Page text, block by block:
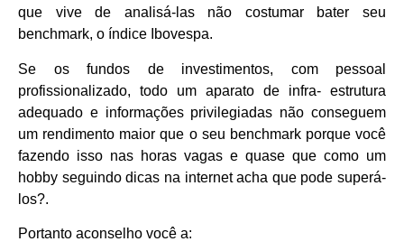
que vive de analisá-las não costumar bater seu
benchmark, o índice Ibovespa.
Se os fundos de investimentos, com pessoal
profissionalizado, todo um aparato de infra- estrutura
adequado e informações privilegiadas não conseguem
um rendimento maior que o seu benchmark porque você
fazendo isso nas horas vagas e quase que como um
hobby seguindo dicas na internet acha que pode superá-
los?.
Portanto aconselho você a: